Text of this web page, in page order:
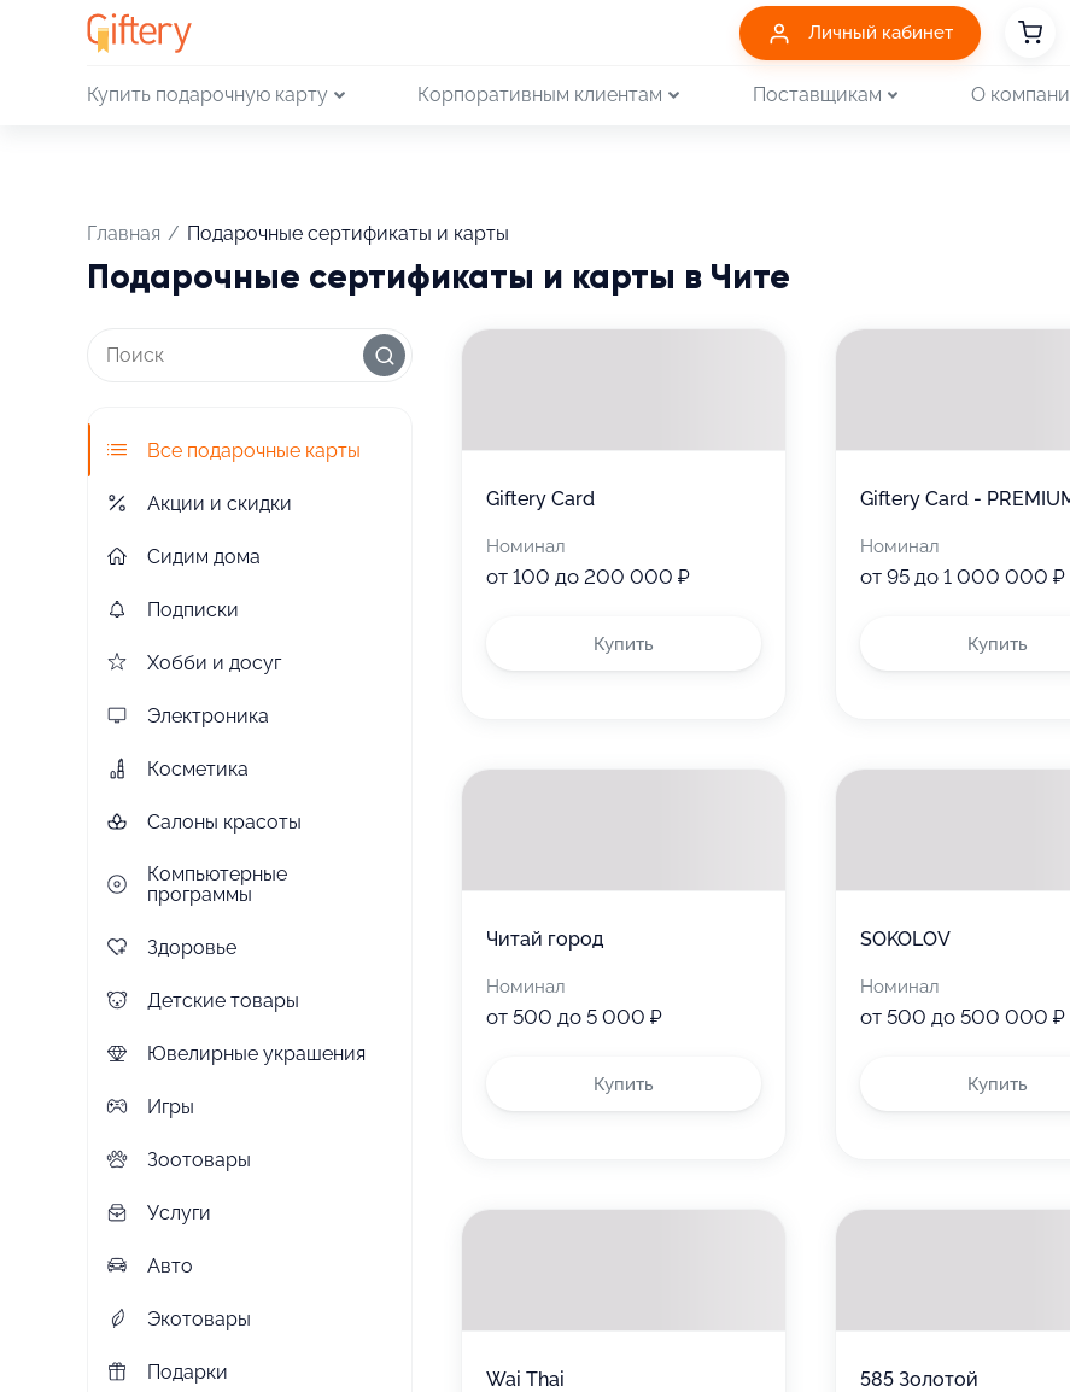
Личный кабинет
Купить подарочную карту Корпоративным клиентам Поставщикам О
Главная / Подарочные сертификаты и карты
Подарочные сертификаты и карты в Чите
Все подарочные карты
Акции и скидки
Сидим дома
Подписки
Хобби и досуг
Электроника
Косметика
Салоны красоты
Компьютерные
программы
Здоровье
Детские товары
Ювелирные украшения
Игры
Зоотовары
Услуги
Авто
Экотовары
Подарки
Giftery Card
Номинал
от 100 до 200 000 ₽
Купить
Giftery Card -
Номинал
от 95 до 1 000 000 ₽
Купить
Читай город
Номинал
от 500 до 5 000 ₽
Купить
SOKOLOV
Номинал
от 500 до 500 000 ₽
Купить
Wai Thai 585 Золотой